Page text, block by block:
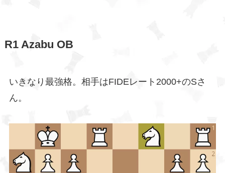
R1 Azabu OB
いきなり最強格。相手はFIDEレート2000+のSさ
ん。